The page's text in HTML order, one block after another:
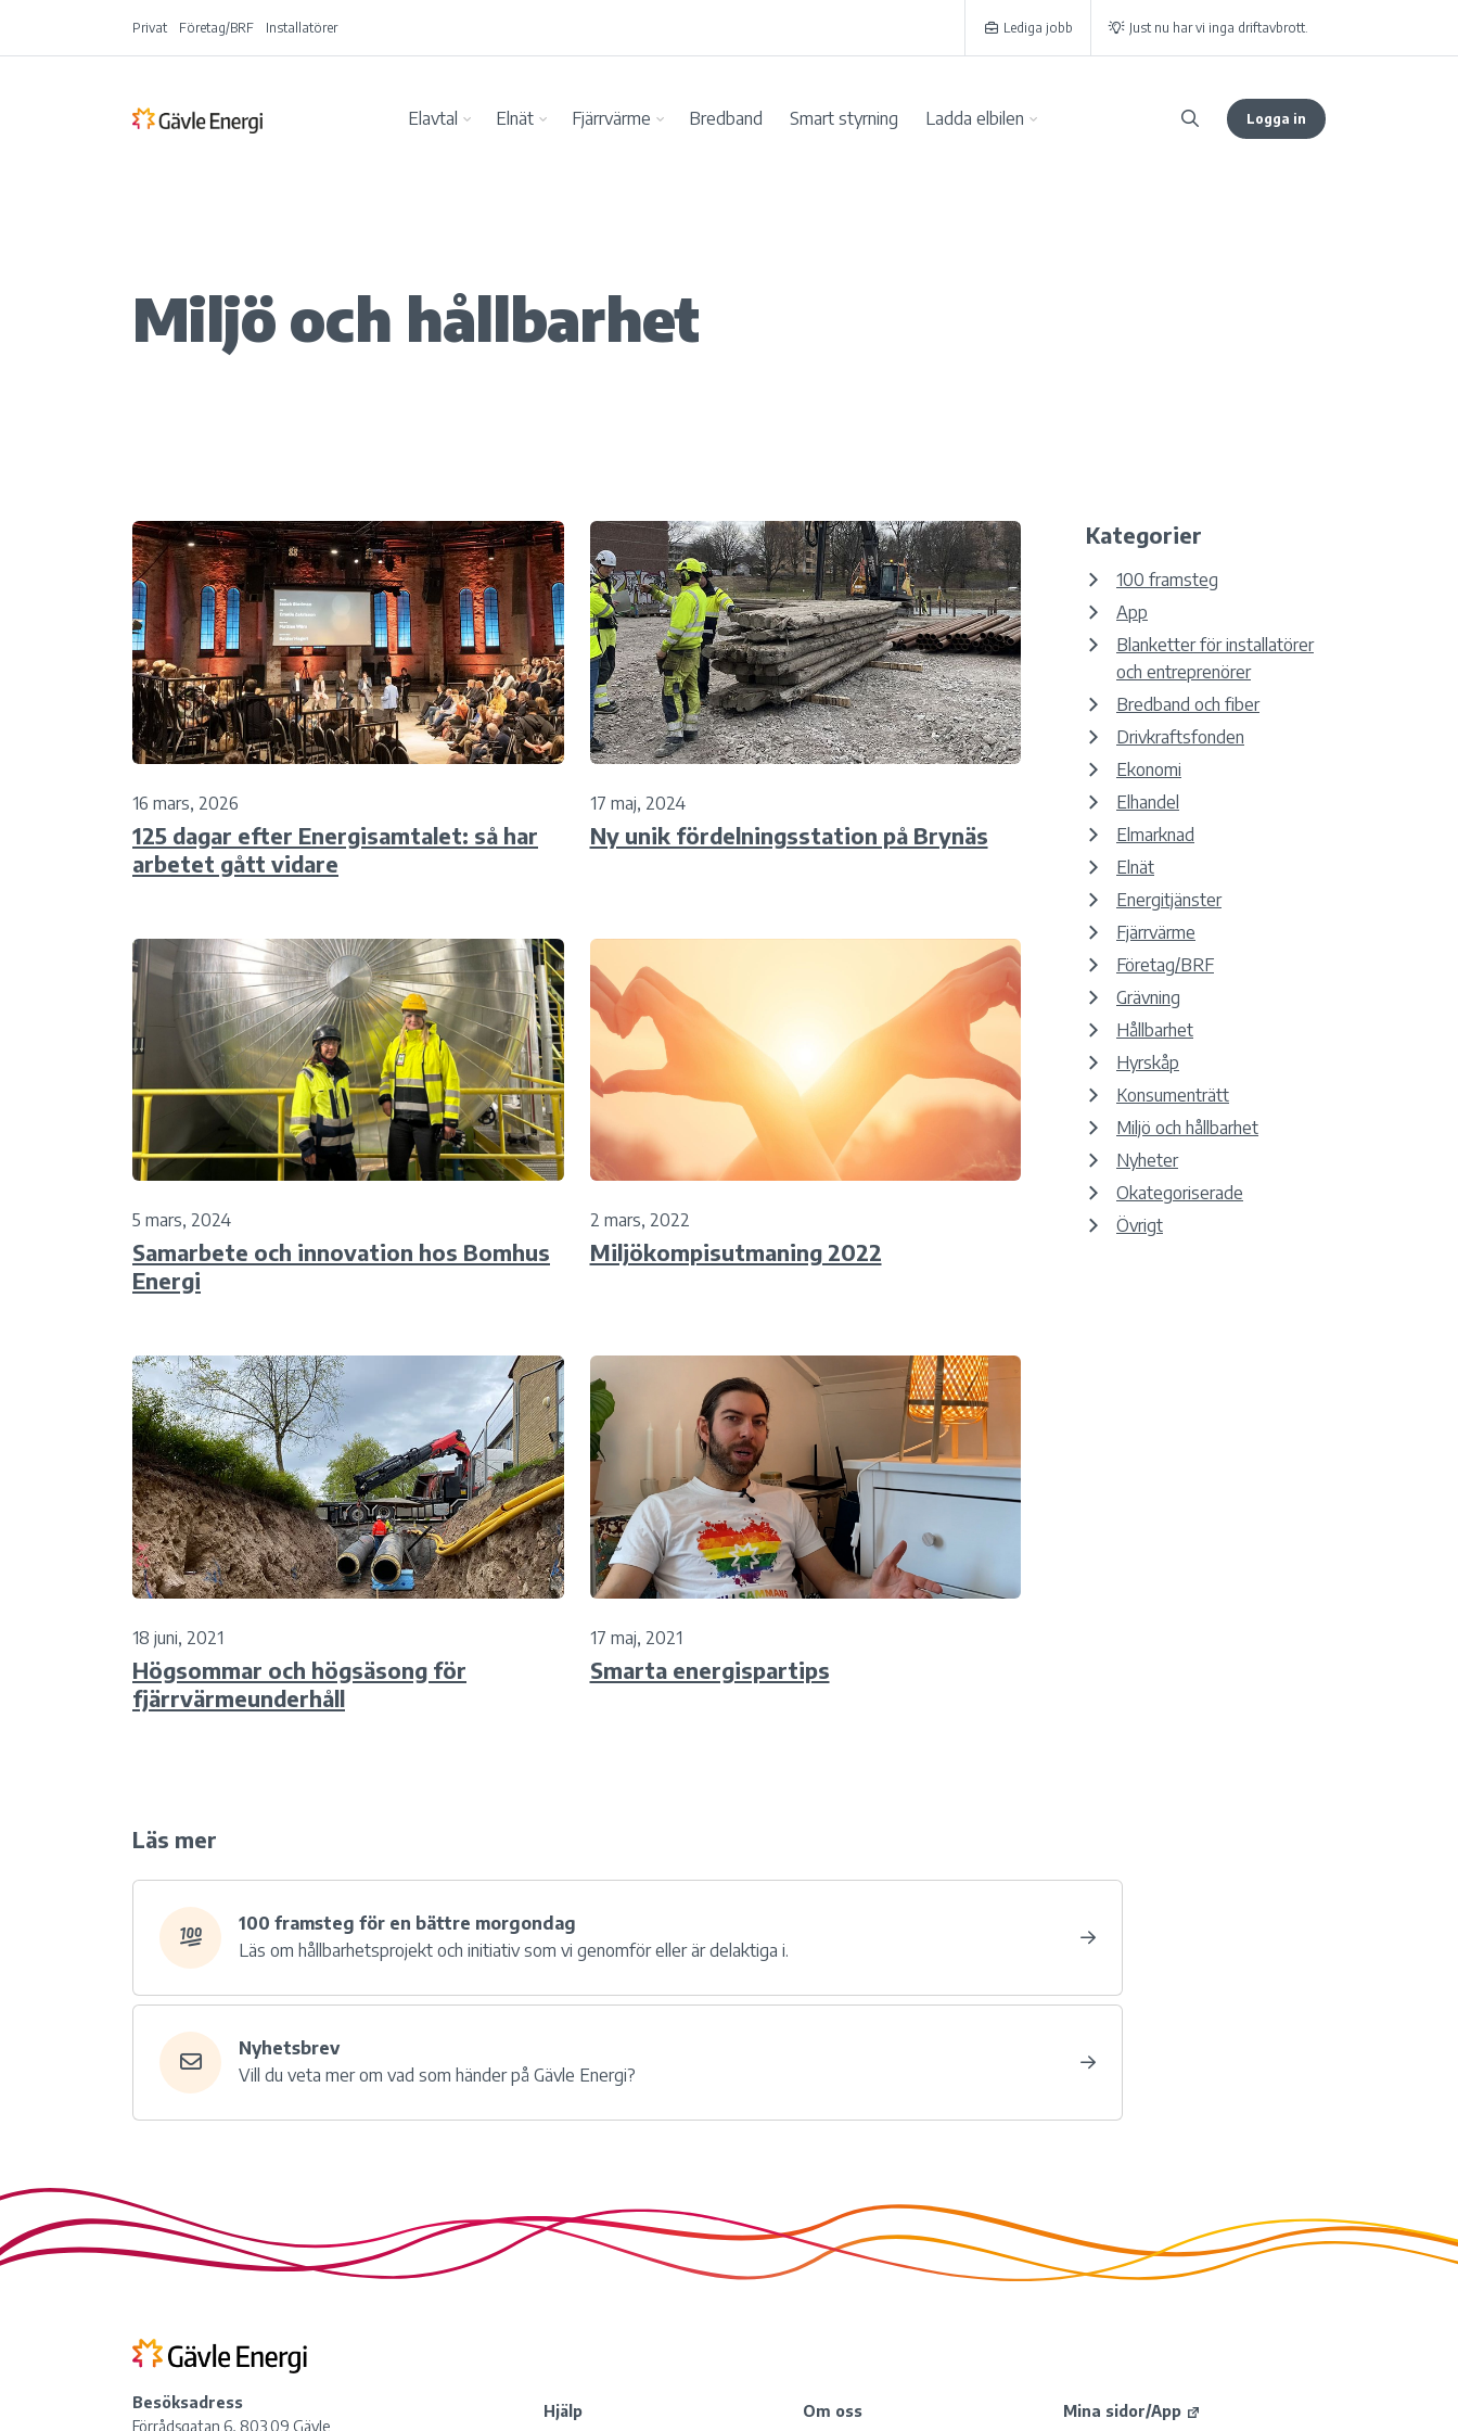
Privat Företag/BRF Installatörer Lediga jobb Just nu har vi inga driftavbrott.
Elavtal Elnät Fjärrvärme Bredband Smart styrning Ladda elbilen Logga in
Miljö och hållbarhet
16 mars, 2026
125 dagar efter Energisamtalet: så har
arbetet gått vidare
17 maj, 2024
Ny unik fördelningsstation på Brynäs
5 mars, 2024
Samarbete och innovation hos Bomhus
Energi
2 mars, 2022
Miljökompisutmaning 2022
18 juni, 2021
Högsommar och högsäsong för
fjärrvärmeunderhåll
17 maj, 2021
Smarta energispartips
Kategorier
100 framsteg
App
Blanketter för installatörer
och entreprenörer
Bredband och fiber
Drivkraftsfonden
Ekonomi
Elhandel
Elmarknad
Elnät
Energitjänster
Fjärrvärme
Företag/BRF
Grävning
Hållbarhet
Hyrskåp
Konsumenträtt
Miljö och hållbarhet
Nyheter
Okategoriserade
Övrigt
Läs mer
100 framsteg för en bättre morgondag
Läs om hållbarhetsprojekt och initiativ som vi genomför eller är delaktiga i.
Nyhetsbrev
Vill du veta mer om vad som händer på Gävle Energi?
Besöksadress
Förrådsgatan 6, 803 09 Gävle
Hjälp Om oss Mina sidor/App